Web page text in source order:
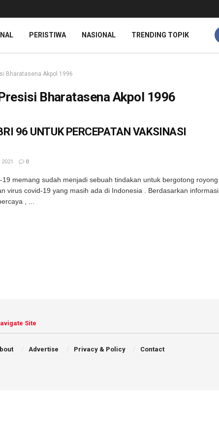
PERISTIWA NASIONAL TRENDING TOPIK
Bharatasena Akpol 1996
Bharatasena Akpol 1996
96 UNTUK PERCEPATAN VAKSINASI
0
memang sudah menjadi sebuah tindakan untuk bergotong royong
virus covid-19 yang masih ada di Indonesia . Berdasarkan informasi
, ...
Site
Advertise Privacy & Policy Contact